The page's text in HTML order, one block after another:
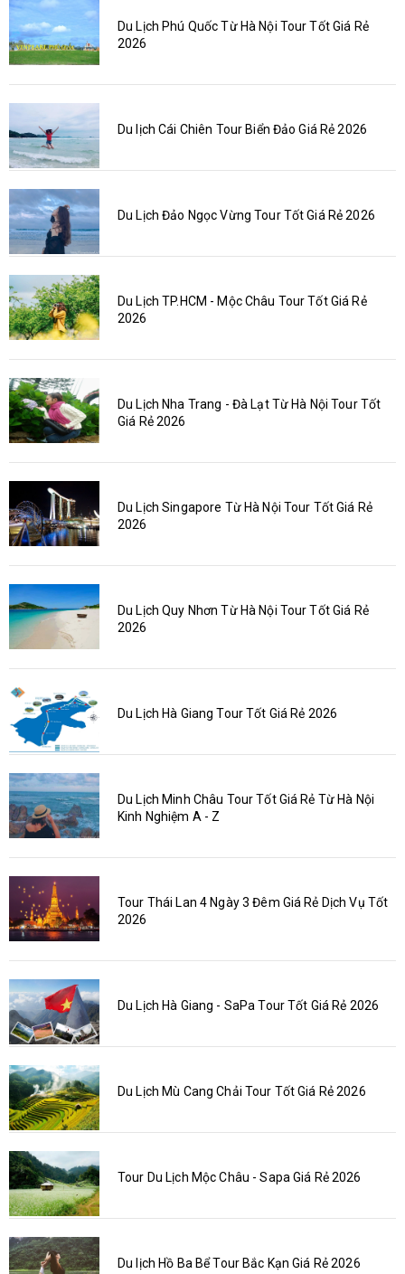
Du Lịch Phú Quốc Từ Hà Nội Tour Tốt Giá Rẻ
2026
Du lịch Cái Chiên Tour Biển Đảo Giá Rẻ 2026
Du Lịch Đảo Ngọc Vừng Tour Tốt Giá Rẻ 2026
Du Lịch TP.HCM - Mộc Châu Tour Tốt Giá Rẻ
2026
Du Lịch Nha Trang - Đà Lạt Từ Hà Nội Tour Tốt
Giá Rẻ 2026
Du Lịch Singapore Từ Hà Nội Tour Tốt Giá Rẻ
2026
Du Lịch Quy Nhơn Từ Hà Nội Tour Tốt Giá Rẻ
2026
Du Lịch Hà Giang Tour Tốt Giá Rẻ 2026
Du Lịch Minh Châu Tour Tốt Giá Rẻ Từ Hà Nội
Kinh Nghiệm A - Z
Tour Thái Lan 4 Ngày 3 Đêm Giá Rẻ Dịch Vụ Tốt
2026
Du Lịch Hà Giang - SaPa Tour Tốt Giá Rẻ 2026
Du Lịch Mù Cang Chải Tour Tốt Giá Rẻ 2026
Tour Du Lịch Mộc Châu - Sapa Giá Rẻ 2026
Du lịch Hồ Ba Bể Tour Bắc Kạn Giá Rẻ 2026